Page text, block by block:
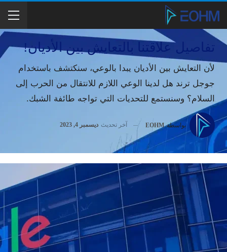
تفاصيل علاقتنا بالتعايش بين الأديان!
لأن التعايش بين الأديان يبدا بالوعي، سنكتشف باستخدام
جوجل ترند هل لدينا الوعي اللازم للانتقال من الحرب إلى
السلام؟ وسنستمع للتحديات التي تواجه طائفة الشبك.
بواسطةEOHM آخر تحديث ديسمبر 4, 2023